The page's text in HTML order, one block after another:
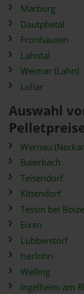
Marburg
Dautphetal
Fronhausen
Lahntal
Weimar (Lahn)
Lollar
Auswahl
Wernau
Baierbach
Teisendorf
Kittendorf
Tessin bei
Eixen
Lübberstorf
Iserlohn
Welling
Ingelheim am